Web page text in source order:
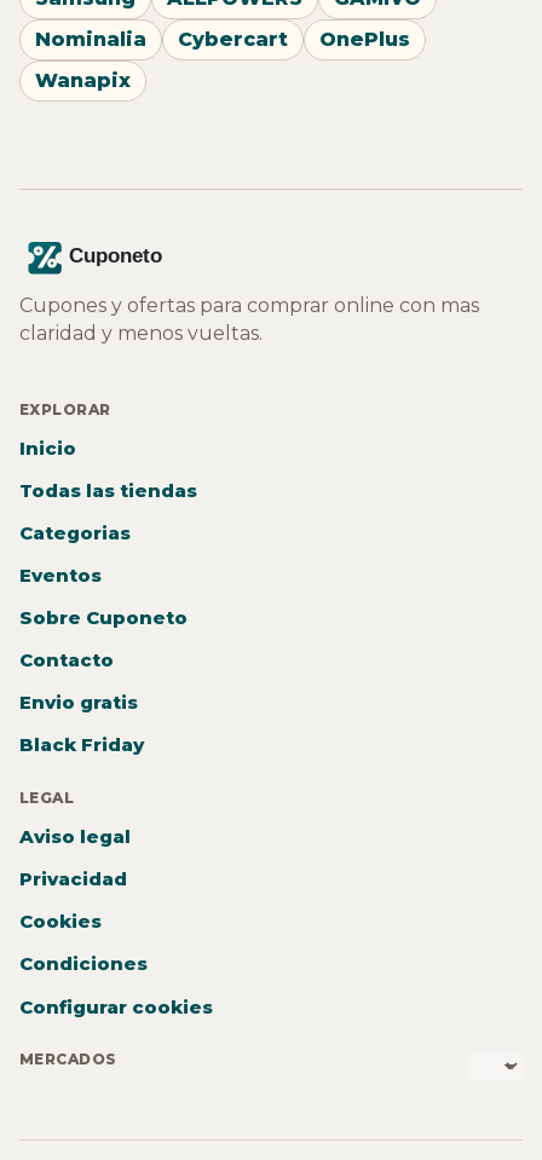
Nominalia
Cybercart
OnePlus
Wanapix
Cupones y ofertas para comprar online con mas
claridad y menos vueltas.
EXPLORAR
Inicio
Todas las tiendas
Categorias
Eventos
Sobre Cuponeto
Contacto
Envio gratis
Black Friday
LEGAL
Aviso legal
Privacidad
Cookies
Condiciones
Configurar cookies
MERCADOS